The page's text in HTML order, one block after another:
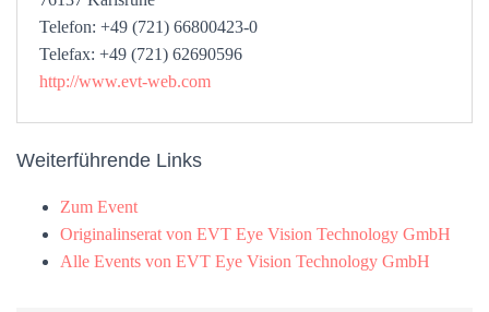
Telefon: +49 (721) 66800423-0
Telefax: +49 (721) 62690596
http://www.evt-web.com
Weiterführende Links
Zum Event
Originalinserat von EVT Eye Vision Technology GmbH
Alle Events von EVT Eye Vision Technology GmbH